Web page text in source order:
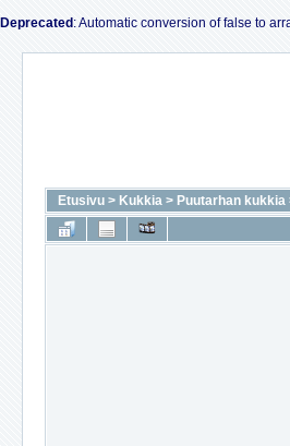
Deprecated : Automatic conversion of false to
Etusivu > Kukkia > Puutarhan kukkia